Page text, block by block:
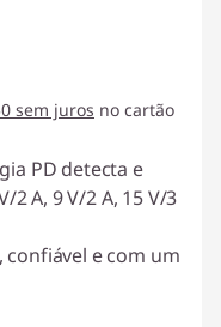
sem juros no cartão
PD detecta e
A, 9 V/2 A, 15 V/3
confiável e com um